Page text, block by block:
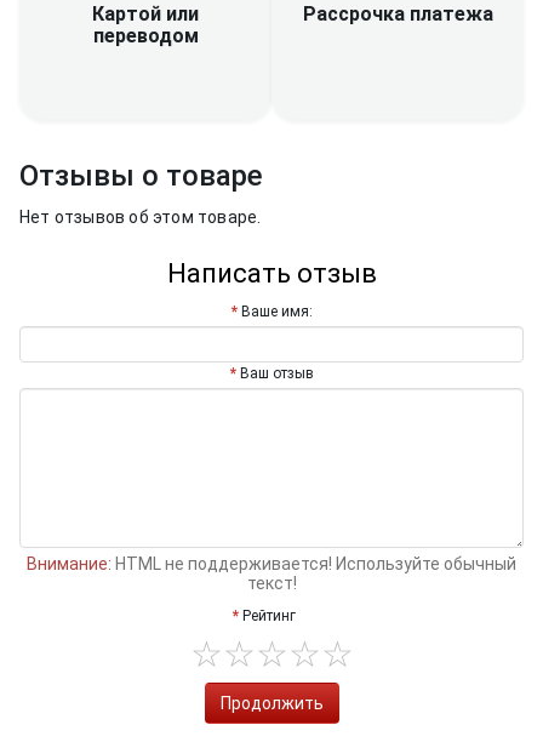
Картой или
переводом
Рассрочка платежа
Отзывы о товаре
Нет отзывов об этом товаре.
Написать отзыв
Ваше имя:
Ваш отзыв
Внимание: HTML не поддерживается! Используйте обычный
текст!
Рейтинг
Продолжить